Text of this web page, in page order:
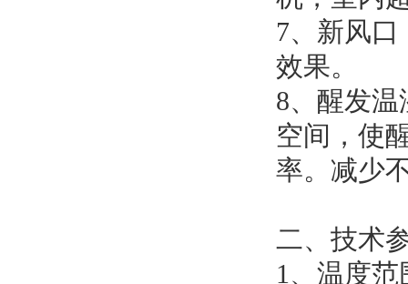
7、新风
效果。
8、醒发
空间，使
率。减少
二、技术
1、温度